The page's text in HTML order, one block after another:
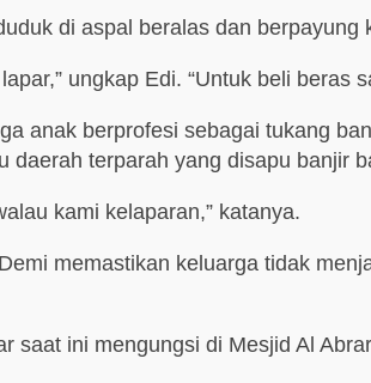
di aspal beralas dan
ungkap Edi. “Untuk beli beras
anak berprofesi sebagai tukang
daerah terparah yang disapu banjir
kami kelaparan,” katanya.
memastikan keluarga tidak
saat ini mengungsi di Mesjid Al